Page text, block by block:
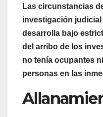
Las circunstancias
investigación
desarrolla bajo
del arribo de los
no tenía ocupantes
personas en las